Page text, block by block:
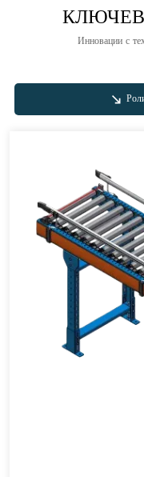
Инновации с